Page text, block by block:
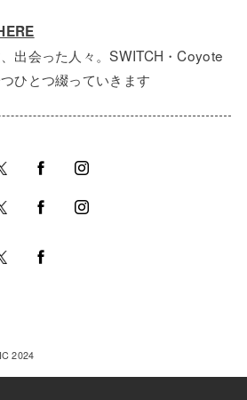
出会った人々。SWITCH・Coyote
ひとつ綴っていきます
2024